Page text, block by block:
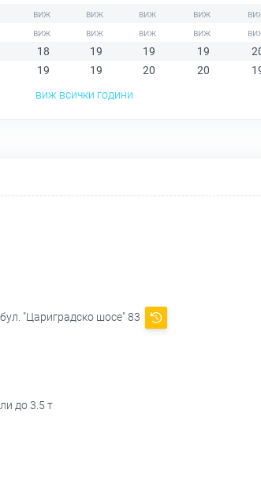
18 19 19 19
19 19 20 20
виж всички години
"Цариградско шосе" 83
до 3.5 т